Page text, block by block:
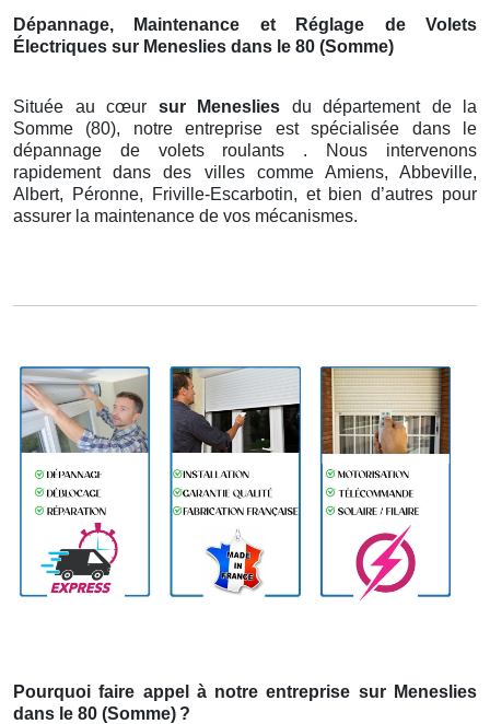
Dépannage, Maintenance et Réglage de Volets
Électriques sur Meneslies dans le 80 (Somme)
Située au cœur sur Meneslies du département de la
Somme (80), notre entreprise est spécialisée dans le
dépannage de volets roulants . Nous intervenons
rapidement dans des villes comme Amiens, Abbeville,
Albert, Péronne, Friville-Escarbotin, et bien d’autres pour
assurer la maintenance de vos mécanismes.
Pourquoi faire appel à notre entreprise sur Meneslies
dans le 80 (Somme) ?